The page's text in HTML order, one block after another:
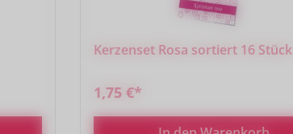
Kerzenset Rosa sortiert 16 Stück
1,75 €*